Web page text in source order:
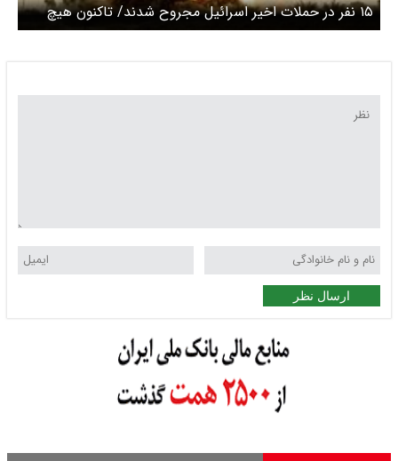
۱۵ نفر در حملات اخیر اسرائیل مجروح شدند/ تاکنون هیچ
شهیدی گزارش نشده
ارسال نظر